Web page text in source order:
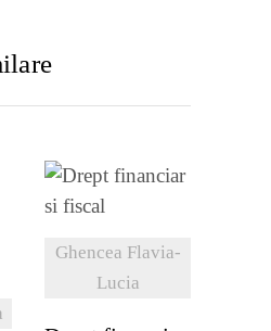
Ghencea Flavia-
Lucia
VEZI
DETALII